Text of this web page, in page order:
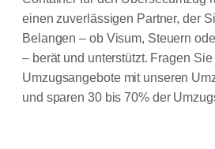
einen zuverlässigen Partner, der
Belangen – ob Visum, Steuern
– berät und unterstützt. Fragen Sie
Umzugsangebote mit unseren
und sparen 30 bis 70% der